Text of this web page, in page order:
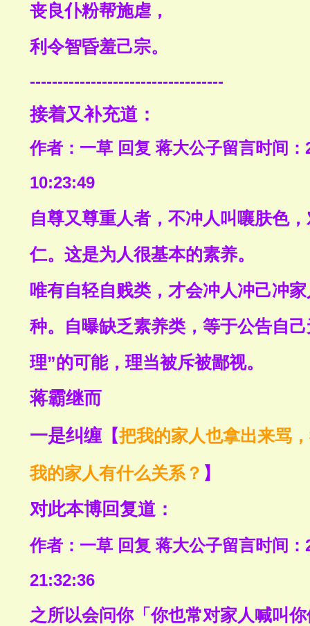
丧良仆粉帮施虐，
利令智昏羞己宗。
-----------------------------------
接着又补充道：
作者：一草 回复 蒋大公子留言时间：
10:23:49
自尊又尊重人者，不冲人叫嚷肤色
仁。这是为人很基本的素养。
唯有自轻自贱类，才会冲人冲己冲
种。自曝缺乏素养类，等于公告自
理”的可能，理当被斥被鄙视。
蒋霸继而
一是纠缠 【把我的家人也拿出来骂
我的家人有什么关系？ 】
对此本博回复道：
作者：一草 回复 蒋大公子留言时间：
21:32:36
之所以会问你「你也常对家人喊叫